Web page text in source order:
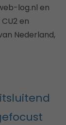
log.nl en
en
Nederland,